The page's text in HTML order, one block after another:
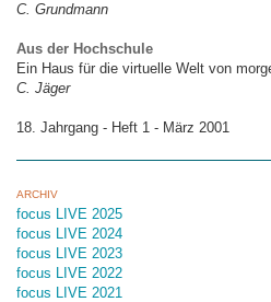
C. Grundmann
Aus der Hochschule
Ein Haus für die virtuelle Welt von
C. Jäger
18. Jahrgang - Heft 1 - März 2001
ARCHIV
focus LIVE 2025
focus LIVE 2024
focus LIVE 2023
focus LIVE 2022
focus LIVE 2021